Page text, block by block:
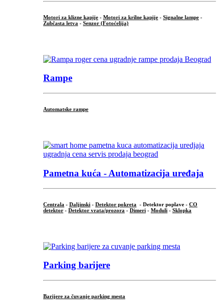
Motori za klizne kapije - Motori za krilne kapije - Signalne lampe -
Zubčasta letva - Senzor (Fotoćelija)
Rampe
Automatske rampe
Pametna kuća - Automatizacija uređaja
Centrala - Daljinski - Detektor pokreta - Detektor poplave - CO
detektor - Detektor vrata/prozora - Dimeri - Moduli - Sklopka
Parking barijere
Barijere za čuvanje parking mesta